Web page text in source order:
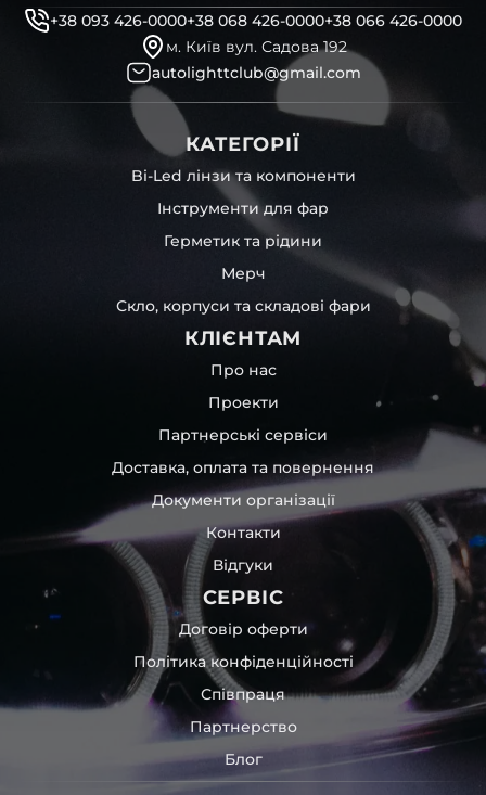
+38 093 426-0000+38 068 426-0000+38 066 426-0000
м. Київ вул. Садова 192
autolighttclub@gmail.com
КАТЕГОРІЇ
Bi-Led лінзи та компоненти
Інструменти для фар
Герметик та рідини
Мерч
Скло, корпуси та складові фари
КЛІЄНТАМ
Про нас
Проекти
Партнерські сервіси
Доставка, оплата та повернення
Документи організації
Контакти
Відгуки
СЕРВІС
Договір оферти
Політика конфіденційності
Співпраця
Партнерство
Блог